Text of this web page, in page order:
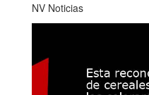
NV Noticias